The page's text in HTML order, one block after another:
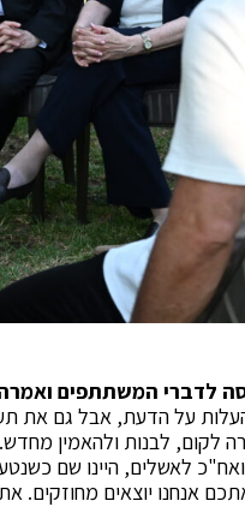
לדברי המשתתפים
על הדעת, אבל גם את
לקום, לבנות ולהאמין
לאשלים, היינו שם
אנחנו יוצאים מחוזקים.